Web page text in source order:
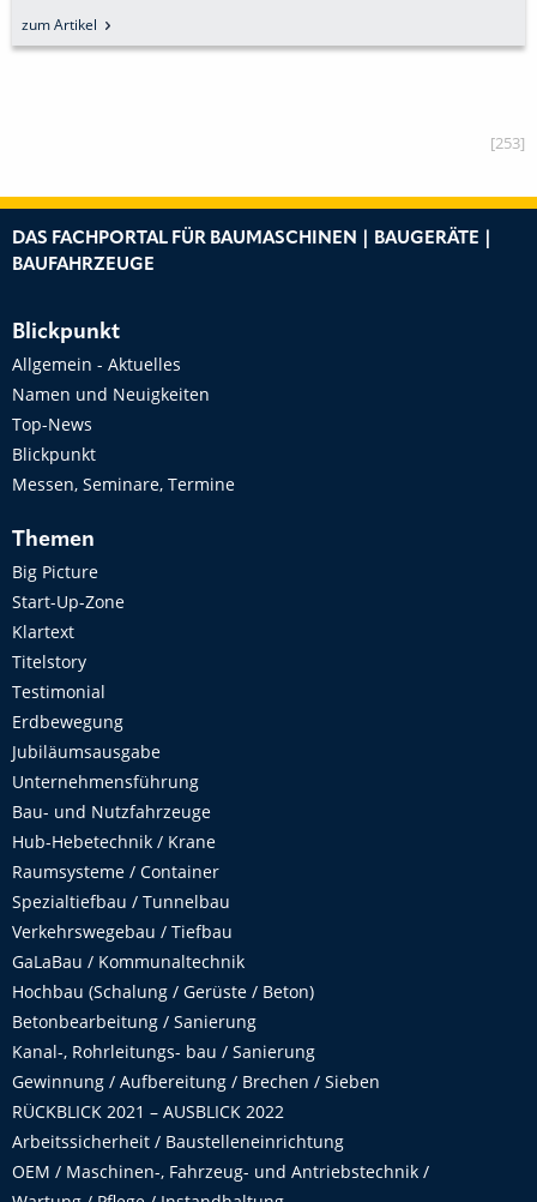
zum Artikel
[253]
DAS FACHPORTAL FÜR BAUMASCHINEN | BAUGERÄTE |
BAUFAHRZEUGE
Blickpunkt
Allgemein - Aktuelles
Namen und Neuigkeiten
Top-News
Blickpunkt
Messen, Seminare, Termine
Themen
Big Picture
Start-Up-Zone
Klartext
Titelstory
Testimonial
Erdbewegung
Jubiläumsausgabe
Unternehmensführung
Bau- und Nutzfahrzeuge
Hub-Hebetechnik / Krane
Raumsysteme / Container
Spezialtiefbau / Tunnelbau
Verkehrswegebau / Tiefbau
GaLaBau / Kommunaltechnik
Hochbau (Schalung / Gerüste / Beton)
Betonbearbeitung / Sanierung
Kanal-, Rohrleitungs- bau / Sanierung
Gewinnung / Aufbereitung / Brechen / Sieben
RÜCKBLICK 2021 – AUSBLICK 2022
Arbeitssicherheit / Baustelleneinrichtung
OEM / Maschinen-, Fahrzeug- und Antriebstechnik /